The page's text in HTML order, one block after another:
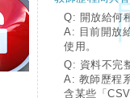
Q: 開放給何
A: 目前開放
使用。
Q: 資料不完
A: 教師歷程
含某些「